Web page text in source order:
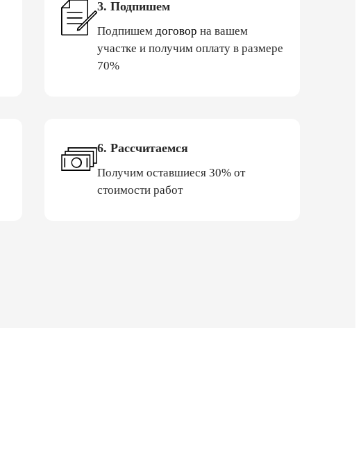
3. Подпишем
Подпишем договор на вашем
участке и получим оплату в размере
70%
6. Рассчитаемся
Получим оставшиеся 30% от
стоимости работ